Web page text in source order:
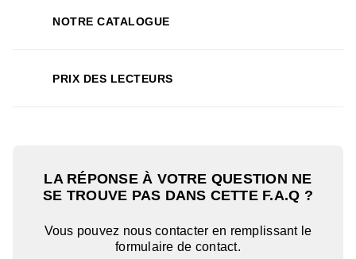
NOTRE CATALOGUE
PRIX DES LECTEURS
LA RÉPONSE À VOTRE QUESTION NE
SE TROUVE PAS DANS CETTE F.A.Q ?
Vous pouvez nous contacter en remplissant le
formulaire de contact.